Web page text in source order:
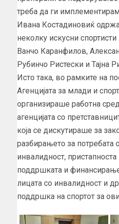
треба да ги
Ивана Костадиновиќ
неколку искусни спортисти
Ванчо Каранфилов,
Рубинчо Ристески и Тајна
Исто така, во рамките на
Агенцијата за млади и
организираше работна
агенцијата со
која се дискутираше за
разбирањето за потребата
инвалидност, пристапноста
поддршката и
лицата со инвалидност и
поддршка на спортот за